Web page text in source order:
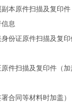
本原件扫描及复印件
息
份证原件扫描及复印
件扫描及复印件（加
合同等材料时加盖）